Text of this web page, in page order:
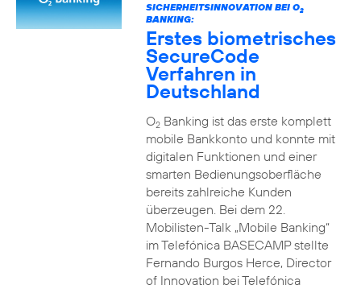
SICHERHEITSINNOVATION BEI O2
BANKING:
Erstes biometrisches
SecureCode
Verfahren in
Deutschland
O2Banking ist das erste komplett
mobile Bankkonto und konnte mit
digitalen Funktionen und einer
smarten Bedienungsoberfläche
bereits zahlreiche Kunden
überzeugen. Bei dem 22.
Mobilisten-Talk „Mobile Banking“
im Telefónica BASECAMP stellte
Fernando Burgos Herce, Director
of Innovation bei Telefónica